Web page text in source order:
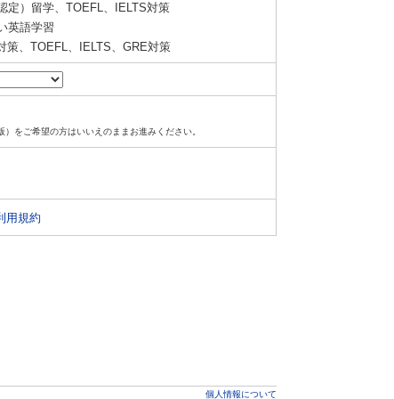
定）留学、TOEFL、IELTS対策
英語学習
策、TOEFL、IELTS、GRE対策
をご希望の方はいいえのままお進みください。
用規約
個人情報について